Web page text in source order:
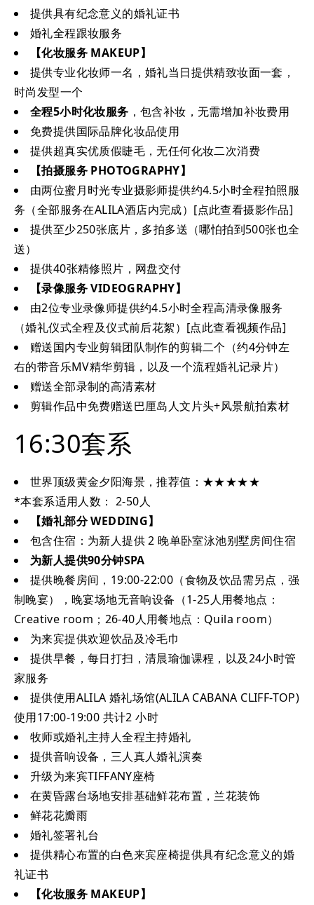
提供具有纪念意义的婚礼证书
婚礼全程跟妆服务
【化妆服务 MAKEUP】
提供专业化妆师一名，婚礼当日提供精致妆面一套，
时尚发型一个
全程5小时化妆服务 ，包含补妆，无需增加补妆费用
免费提供国际品牌化妆品使用
提供超真实优质假睫毛，无任何化妆二次消费
【拍摄服务 PHOTOGRAPHY】
由两位蜜月时光专业摄影师提供约4.5小时全程拍照服
务（全部服务在ALILA酒店内完成）[点此查看摄影作品]
提供至少250张底片，多拍多送（哪怕拍到500张也全
送）
提供40张精修照片，网盘交付
【录像服务 VIDEOGRAPHY】
由2位专业录像师提供约4.5小时全程高清录像服务
（婚礼仪式全程及仪式前后花絮）[点此查看视频作品]
赠送国内专业剪辑团队制作的剪辑二个（约4分钟左
右的带音乐MV精华剪辑，以及一个流程婚礼记录片）
赠送全部录制的高清素材
剪辑作品中免费赠送巴厘岛人文片头+风景航拍素材
16:30套系
世界顶级黄金夕阳海景，推荐值：★★★★★
*本套系适用人数： 2-50人
【婚礼部分 WEDDING】
包含住宿：为新人提供 2 晚单卧室泳池别墅房间住宿
为新人提供90分钟SPA
提供晚餐房间，19:00-22:00（食物及饮品需另点，强
制晚宴），晚宴场地无音响设备（1-25人用餐地点：
Creative room；26-40人用餐地点：Quila room）
为来宾提供欢迎饮品及冷毛巾
提供早餐，每日打扫，清晨瑜伽课程，以及24小时管
家服务
提供使用ALILA 婚礼场馆(ALILA CABANA CLIFF-TOP)
使用17:00-19:00 共计2 小时
牧师或婚礼主持人全程主持婚礼
提供音响设备，三人真人婚礼演奏
升级为来宾TIFFANY座椅
在黄昏露台场地安排基础鲜花布置，兰花装饰
鲜花花瓣雨
婚礼签署礼台
提供精心布置的白色来宾座椅提供具有纪念意义的婚
礼证书
【化妆服务 MAKEUP】